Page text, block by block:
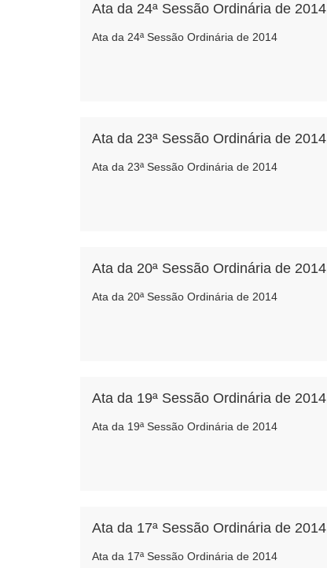
Ata da 24ª Sessão Ordinária de 2014
Ata da 24ª Sessão Ordinária de 2014
Ata da 23ª Sessão Ordinária de 2014
Ata da 23ª Sessão Ordinária de 2014
Ata da 20ª Sessão Ordinária de 2014
Ata da 20ª Sessão Ordinária de 2014
Ata da 19ª Sessão Ordinária de 2014
Ata da 19ª Sessão Ordinária de 2014
Ata da 17ª Sessão Ordinária de 2014
Ata da 17ª Sessão Ordinária de 2014